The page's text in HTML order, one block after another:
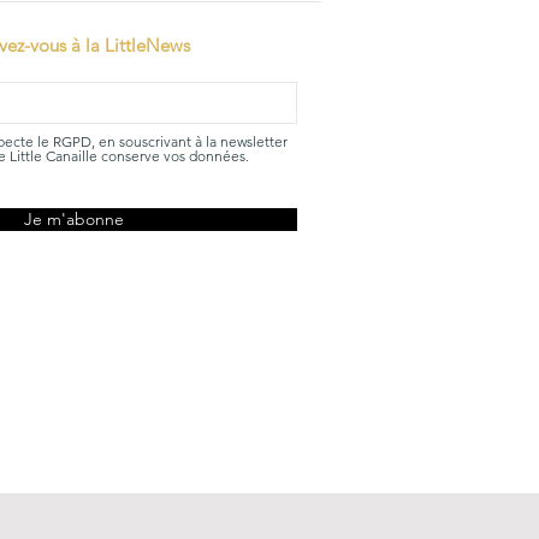
vous à la LittleNews
le RGPD, en souscrivant à la newsletter
Little Canaille conserve vos données.
Je m'abonne